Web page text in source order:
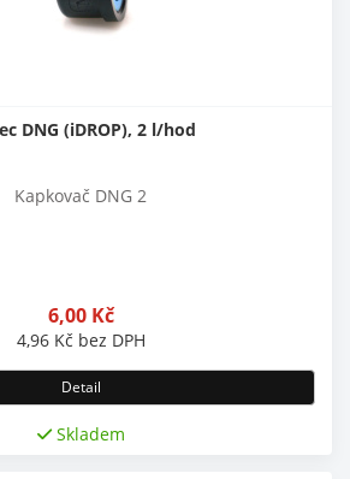
DNG (iDROP), 2 l/hod
Kapkovač DNG 2
6,00 Kč
4,96 Kč bez DPH
Detail
Skladem